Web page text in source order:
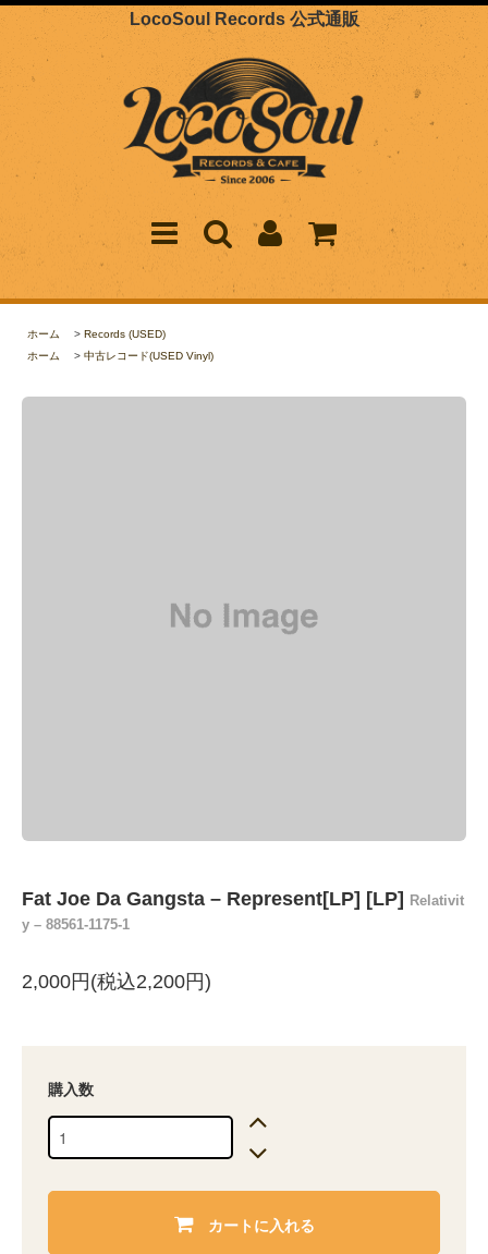
LocoSoul Records 公式通販
ホーム > Records (USED)
ホーム
> 中古レコード(USED Vinyl)
Fat Joe Da Gangsta – Represent[LP] [LP]
Relativit
y – 88561-1175-1
2,000円(税込2,200円)
購入数
カートに入れる